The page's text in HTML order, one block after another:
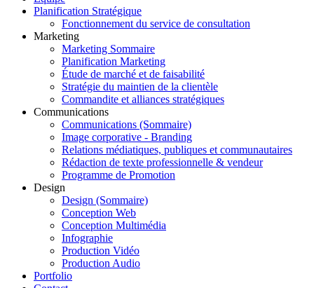
Planification Stratégique
Fonctionnement du service de consultation
Marketing
Marketing Sommaire
Planification Marketing
Étude de marché et de faisabilité
Stratégie du maintien de la clientèle
Commandite et alliances stratégiques
Communications
Communications (Sommaire)
Image corporative - Branding
Relations médiatiques, publiques et communautaires
Rédaction de texte professionnelle & vendeur
Programme de Promotion
Design
Design (Sommaire)
Conception Web
Conception Multimédia
Infographie
Production Vidéo
Production Audio
Portfolio